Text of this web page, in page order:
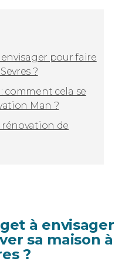
pour faire
?
comment cela se
Man ?
rénovation de
à envisager
sa maison à
?